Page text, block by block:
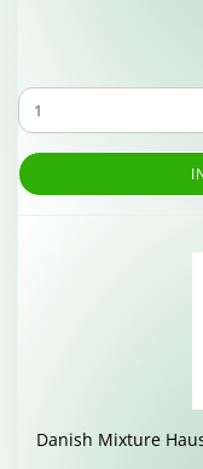
Da­nish Mix­tu­re